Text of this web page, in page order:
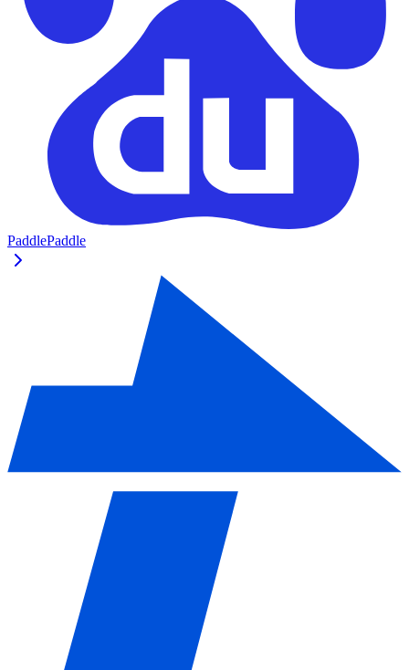
PaddlePaddle